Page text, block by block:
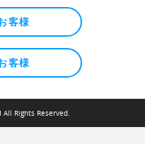
客様
客様
Rights Reserved.